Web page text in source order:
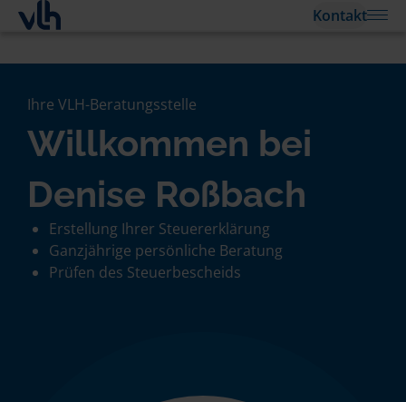
Kontakt
Ihre VLH-Beratungsstelle
Willkommen bei
Denise Roßbach
Erstellung Ihrer Steuererklärung
Ganzjährige persönliche Beratung
Prüfen des Steuerbescheids